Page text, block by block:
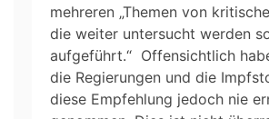
mehreren „Themen von
die weiter untersucht werden
aufgeführt.“ Offensichtlich
die Regierungen und die
diese Empfehlung jedoch nie